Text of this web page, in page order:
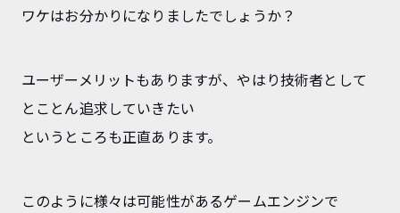
ワケはお分かりになりましたでしょうか？
ユーザーメリットもありますが、やはり技術者として
とことん追求していきたい
というところも正直あります。
このように様々は可能性があるゲームエンジンで